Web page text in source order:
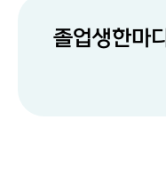
졸업생한마디